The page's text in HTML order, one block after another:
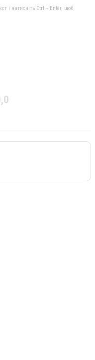
і натисніть Ctrl + Enter, щоб